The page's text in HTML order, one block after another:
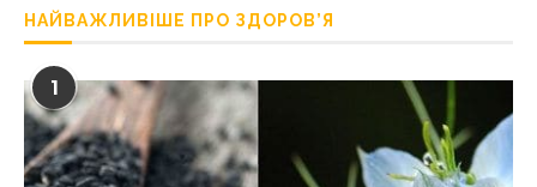
НАЙВАЖЛИВІШЕ ПРО ЗДОРОВ’Я
1